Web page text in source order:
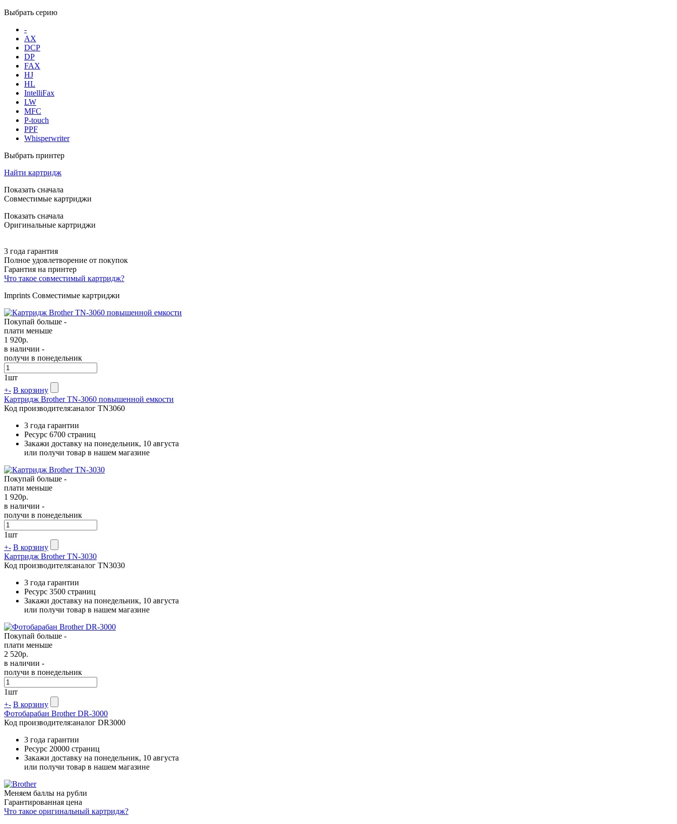
Выбрать серию
-
AX
DCP
DP
FAX
HJ
HL
IntelliFax
LW
MFC
P-touch
PPF
Whisperwriter
Выбрать принтер
Найти картридж
Показать сначала
Совместимые картриджи
Показать сначала
Оригинальные картриджи
3 года гарантия
Полное удовлетворение от покупок
Гарантия на принтер
Что такое совместимый картридж?
Imprints Совместимые картриджи
Покупай больше -
плати меньше
1 920р.
в наличии -
получи в понедельник
1шт
+- В корзину
Картридж Brother TN-3060 повышенной емкости
Код производителя:аналог TN3060
3 года гарантии
Ресурс 6700 страниц
Закажи доставку на понедельник, 10 августа
или получи товар в нашем магазине
Покупай больше -
плати меньше
1 920р.
в наличии -
получи в понедельник
1шт
+- В корзину
Картридж Brother TN-3030
Код производителя:аналог TN3030
3 года гарантии
Ресурс 3500 страниц
Закажи доставку на понедельник, 10 августа
или получи товар в нашем магазине
Покупай больше -
плати меньше
2 520р.
в наличии -
получи в понедельник
1шт
+- В корзину
Фотобарабан Brother DR-3000
Код производителя:аналог DR3000
3 года гарантии
Ресурс 20000 страниц
Закажи доставку на понедельник, 10 августа
или получи товар в нашем магазине
Меняем баллы на рубли
Гарантированная цена
Что такое оригинальный картридж?